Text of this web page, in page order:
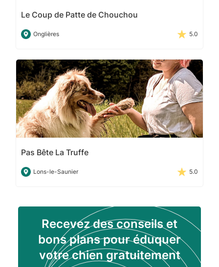
Le Coup de Patte de Chouchou
Onglières 5.0
Pas Bête La Truffe
Lons-le-Saunier 5.0
Recevez des conseils et
bons plans pour éduquer
votre chien gratuitement